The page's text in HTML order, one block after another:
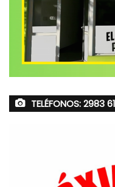
TELÉFONOS: 2983